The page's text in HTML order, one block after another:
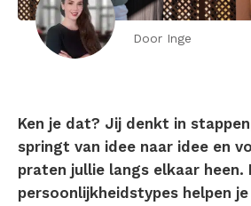
Door Inge
Ken je dat? Jij denkt in
springt van idee naar idee en
praten jullie langs elkaar heen.
persoonlijkheidstypes helpen